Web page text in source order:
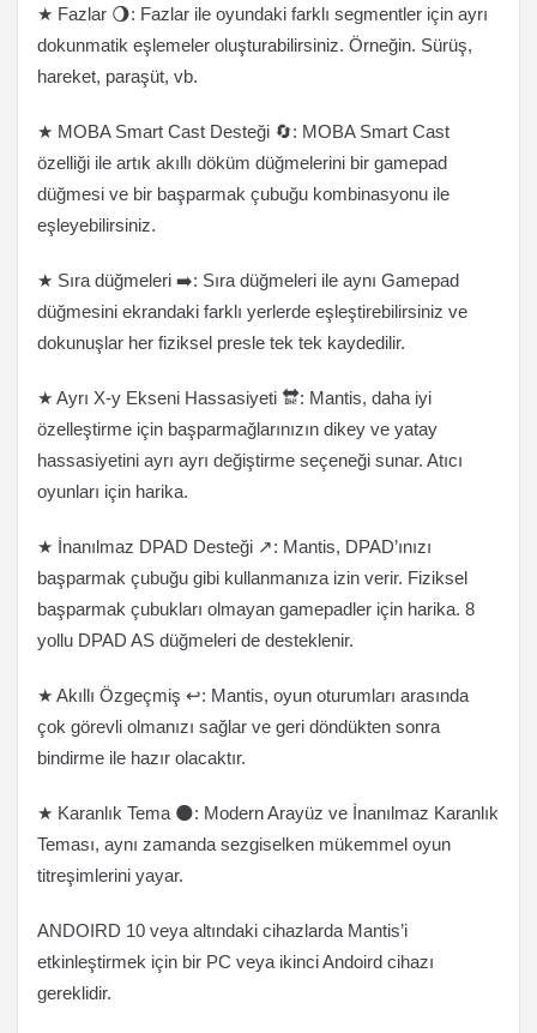
★ Fazlar 🌖: Fazlar ile oyundaki farklı segmentler için ayrı
dokunmatik eşlemeler oluşturabilirsiniz. Örneğin. Sürüş,
hareket, paraşüt, vb.
★ MOBA Smart Cast Desteği 🔄: MOBA Smart Cast
özelliği ile artık akıllı döküm düğmelerini bir gamepad
düğmesi ve bir başparmak çubuğu kombinasyonu ile
eşleyebilirsiniz.
★ Sıra düğmeleri ➡️: Sıra düğmeleri ile aynı Gamepad
düğmesini ekrandaki farklı yerlerde eşleştirebilirsiniz ve
dokunuşlar her fiziksel presle tek tek kaydedilir.
★ Ayrı X-y Ekseni Hassasiyeti 🔛: Mantis, daha iyi
özelleştirme için başparmağlarınızın dikey ve yatay
hassasiyetini ayrı ayrı değiştirme seçeneği sunar. Atıcı
oyunları için harika.
★ İnanılmaz DPAD Desteği ↗️: Mantis, DPAD’ınızı
başparmak çubuğu gibi kullanmanıza izin verir. Fiziksel
başparmak çubukları olmayan gamepadler için harika. 8
yollu DPAD AS düğmeleri de desteklenir.
★ Akıllı Özgeçmiş ↩️: Mantis, oyun oturumları arasında
çok görevli olmanızı sağlar ve geri döndükten sonra
bindirme ile hazır olacaktır.
★ Karanlık Tema 🌑: Modern Arayüz ve İnanılmaz Karanlık
Teması, aynı zamanda sezgiselken mükemmel oyun
titreşimlerini yayar.
ANDOIRD 10 veya altındaki cihazlarda Mantis’i
etkinleştirmek için bir PC veya ikinci Andoird cihazı
gereklidir.